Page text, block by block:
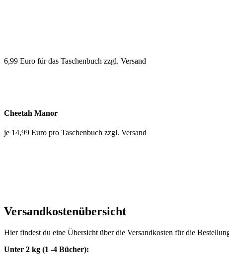
6,99 Euro für das Taschenbuch zzgl. Versand
Cheetah Manor
je 14,99 Euro pro Taschenbuch zzgl. Versand
Versandkostenübersicht
Hier findest du eine Übersicht über die Versandkosten für die
Unter 2 kg (1 -4 Bücher):